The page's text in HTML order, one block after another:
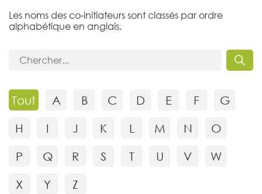
Les noms des co-initiateurs sont classés par ordre
alphabétique en anglais.
Tout A B C D E F
G
H
I J K L M N
O
P
Q R S T U V
W
X
Y Z